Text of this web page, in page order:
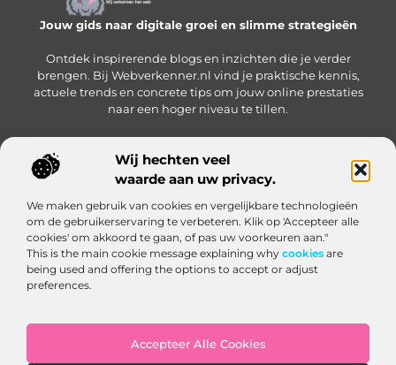
Wij hechten veel
waarde aan uw privacy.
We maken gebruik van cookies en vergelijkbare technologieën
om de gebruikerservaring te verbeteren. Klik op 'Accepteer alle
cookies' om akkoord te gaan, of pas uw voorkeuren aan."
This is the main cookie message explaining why cookies are
being used and offering the options to accept or adjust
preferences.
Accepteer Alle Cookies
Jouw gids naar digitale groei en slimme strategieën
Ontdek inspirerende blogs en inzichten die je verder
brengen. Bij Webverkenner.nl vind je praktische kennis,
actuele trends en concrete tips om jouw online prestaties
naar een hoger niveau te tillen.
Onze informatie
Bericht categorie